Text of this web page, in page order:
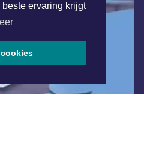
ervaring krijgt